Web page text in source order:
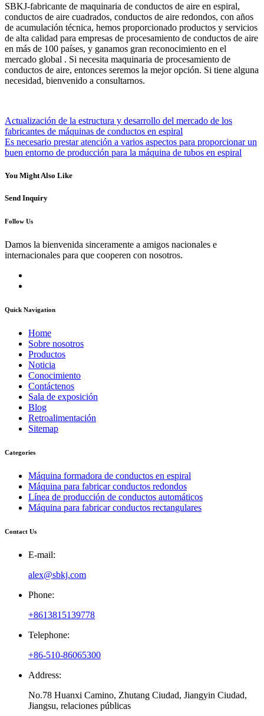
SBKJ-fabricante de maquinaria de conductos de aire en espiral,
conductos de aire cuadrados, conductos de aire redondos, con años
de acumulación técnica, hemos proporcionado productos y servicios
de alta calidad para empresas de procesamiento de conductos de aire
en más de 100 países, y ganamos gran reconocimiento en el
mercado global . Si necesita maquinaria de procesamiento de
conductos de aire, entonces seremos la mejor opción. Si tiene alguna
necesidad, bienvenido a consultarnos.
Actualización de la estructura y desarrollo del mercado de los
fabricantes de máquinas de conductos en espiral
Es necesario prestar atención a varios aspectos para proporcionar un
buen entorno de producción para la máquina de tubos en espiral
You Might Also Like
Send Inquiry
Follow Us
Damos la bienvenida sinceramente a amigos nacionales e
internacionales para que cooperen con nosotros.
Quick Navigation
Home
Sobre nosotros
Productos
Noticia
Conocimiento
Contáctenos
Sala de exposición
Blog
Retroalimentación
Sitemap
Categories
Máquina formadora de conductos en espiral
Máquina para fabricar conductos redondos
Línea de producción de conductos automáticos
Máquina para fabricar conductos rectangulares
Contact Us
E-mail:
alex@sbkj.com
Phone:
+8613815139778
Telephone:
+86-510-86065300
Address:
No.78 Huanxi Camino, Zhutang Ciudad, Jiangyin Ciudad,
Jiangsu, relaciones públicas